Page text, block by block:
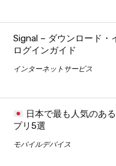
Signal – ダウンロード・
ログインガイド
インターネットサービス
日本で最も人気のあ
プリ5選
モバイルデバイス